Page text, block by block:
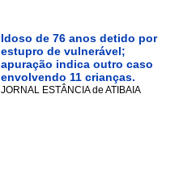
Idoso de 76 anos detido por
estupro de vulnerável;
apuração indica outro caso
envolvendo 11 crianças.
JORNAL ESTÂNCIA de ATIBAIA